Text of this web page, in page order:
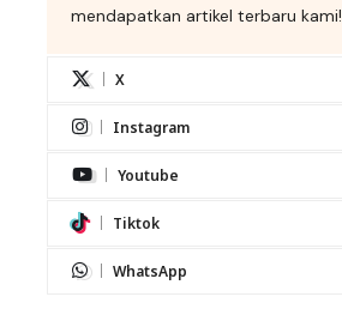
mendapatkan artikel terbaru kami!
X
Instagram
Youtube
Tiktok
WhatsApp